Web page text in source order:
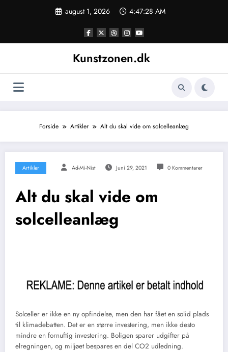
august 1, 2026 4:47:29 AM
Kunstzonen.dk
Forside Artikler Alt du skal vide om solcelleanlæg
Artikler Ad-Mi-Nist Juni 29, 2021 0 Kommentarer
Alt du skal vide om
solcelleanlæg
Solceller er ikke en ny opfindelse, men den har fået en solid plads
til klimadebatten. Det er en større investering, men ikke desto
mindre en fornuftig investering. Boligen sparer udgifter på
elregningen, og miljøet bespares en del CO2 udledning.